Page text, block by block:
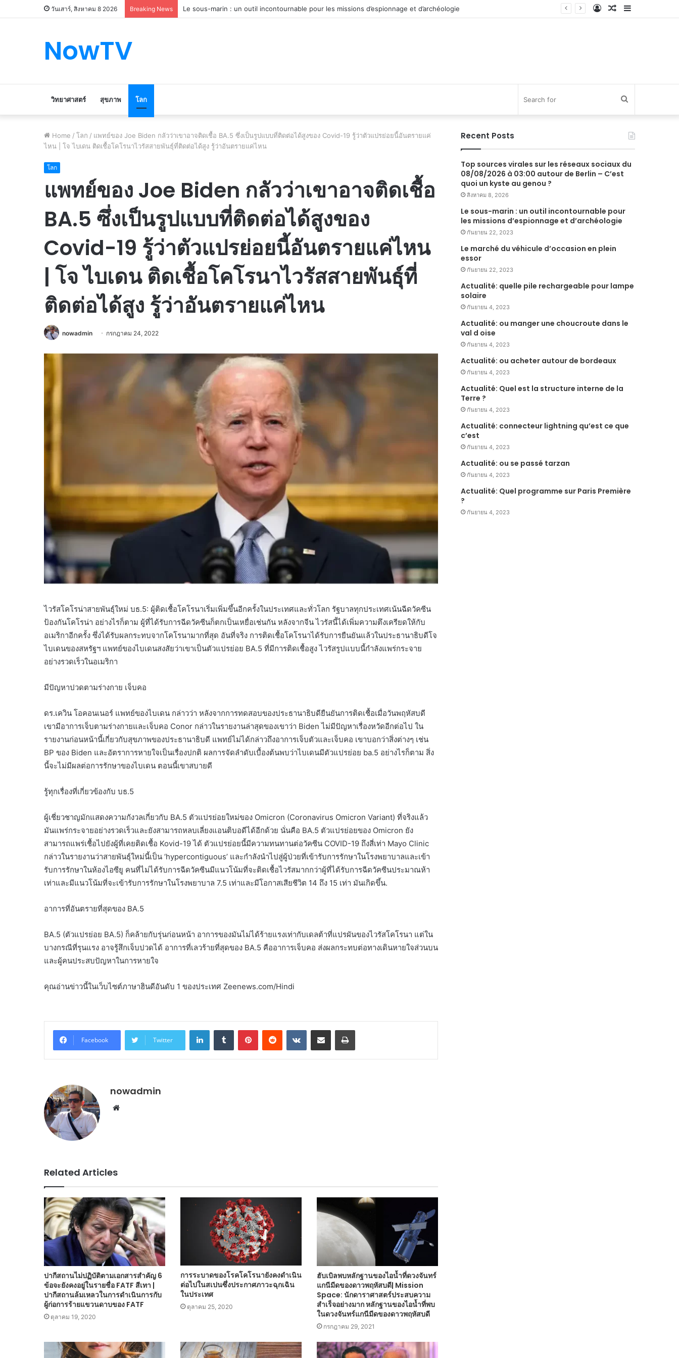
วันเสาร์, สิงหาคม 8 2026 Breaking News Le marché du véhicule d’occasion en plein essor Sidebar
Random
Log
NowTV
วิทยาศาสตร์ สุขภาพ โลก
Home / โลก / แพทย์ของ Joe Biden กลัวว่าเขาอาจติดเชื้อ BA.5 ซึ่งเป็นรูปแบบที่ติดต่อได้สูงของ Covid-19 รู้ว่าตัวแปรย่อยนี้อันตรายแค่
ไหน | โจ ไบเดน ติดเชื้อโคโรนาไวรัสสายพันธุ์ที่ติดต่อได้สูง รู้ว่าอันตรายแค่ไหน
โลก
แพทย์ของ Joe Biden กลัวว่าเขาอาจติดเชื้อ
BA.5 ซึ่งเป็นรูปแบบที่ติดต่อได้สูงของ
Covid-19 รู้ว่าตัวแปรย่อยนี้อันตรายแค่ไหน
| โจ ไบเดน ติดเชื้อโคโรนาไวรัสสายพันธุ์ที่
ติดต่อได้สูง รู้ว่าอันตรายแค่ไหน
nowadmin กรกฎาคม 24, 2022
ไวรัสโคโรน่าสายพันธุ์ใหม่ บธ.5: ผู้ติดเชื้อโคโรนาเริ่มเพิ่มขึ้นอีกครั้งในประเทศและทั่วโลก รัฐบาลทุกประเทศเน้นฉีดวัคซีน
ป้องกันโคโรน่า อย่างไรก็ตาม ผู้ที่ได้รับการฉีดวัคซีนก็ตกเป็นเหยื่อเช่นกัน หลังจากจีน ไวรัสนี้ได้เพิ่มความตึงเครียดให้กับ
อเมริกาอีกครั้ง ซึ่งได้รับผลกระทบจากโคโรนามากที่สุด อันที่จริง การติดเชื้อโคโรนาได้รับการยืนยันแล้วในประธานาธิบดีโจ
ไบเดนของสหรัฐฯ แพทย์ของไบเดนสงสัยว่าเขาเป็นตัวแปรย่อย BA.5 ที่มีการติดเชื้อสูง ไวรัสรูปแบบนี้กำลังแพร่กระจาย
อย่างรวดเร็วในอเมริกา
มีปัญหาปวดตามร่างกาย เจ็บคอ
ดร.เควิน โอคอนเนอร์ แพทย์ของไบเดน กล่าวว่า หลังจากการทดสอบของประธานาธิบดียืนยันการติดเชื้อเมื่อวันพฤหัสบดี
เขามีอาการเจ็บตามร่างกายและเจ็บคอ Conor กล่าวในรายงานล่าสุดของเขาว่า Biden ไม่มีปัญหาเรื่องหวัดอีกต่อไป ใน
รายงานก่อนหน้านี้เกี่ยวกับสุขภาพของประธานาธิบดี แพทย์ไม่ได้กล่าวถึงอาการเจ็บตัวและเจ็บคอ เขาบอกว่าสิ่งต่างๆ เช่น
BP ของ Biden และอัตราการหายใจเป็นเรื่องปกติ ผลการจัดลำดับเบื้องต้นพบว่าไบเดนมีตัวแปรย่อย ba.5 อย่างไรก็ตาม สิ่ง
นี้จะไม่มีผลต่อการรักษาของไบเดน ตอนนี้เขาสบายดี
รู้ทุกเรื่องที่เกี่ยวข้องกับ บธ.5
ผู้เชี่ยวชาญมักแสดงความกังวลเกี่ยวกับ BA.5 ตัวแปรย่อยใหม่ของ Omicron (Coronavirus Omicron Variant) ที่จริงแล้ว
มันแพร่กระจายอย่างรวดเร็วและยังสามารถหลบเลี่ยงแอนติบอดีได้อีกด้วย นั่นคือ BA.5 ตัวแปรย่อยของ Omicron ยัง
สามารถแพร่เชื้อไปยังผู้ที่เคยติดเชื้อ Kovid-19 ได้ ตัวแปรย่อยนี้มีความทนทานต่อวัคซีน COVID-19 ถึงสี่เท่า Mayo Clinic
กล่าวในรายงานว่าสายพันธุ์ใหม่นี้เป็น ‘hypercontiguous’ และกำลังนำไปสู่ผู้ป่วยที่เข้ารับการรักษาในโรงพยาบาลและเข้า
รับการรักษาในห้องไอซียู คนที่ไม่ได้รับการฉีดวัคซีนมีแนวโน้มที่จะติดเชื้อไวรัสมากกว่าผู้ที่ได้รับการฉีดวัคซีนประมาณห้า
เท่าและมีแนวโน้มที่จะเข้ารับการรักษาในโรงพยาบาล 7.5 เท่าและมีโอกาสเสียชีวิต 14 ถึง 15 เท่า มันเกิดขึ้น.
อาการที่อันตรายที่สุดของ BA.5
BA.5 (ตัวแปรย่อย BA.5) ก็คล้ายกับรุ่นก่อนหน้า อาการของมันไม่ได้ร้ายแรงเท่ากับเดลต้าที่แปรผันของไวรัสโคโรนา แต่ใน
บางกรณีที่รุนแรง อาจรู้สึกเจ็บปวดได้ อาการที่เลวร้ายที่สุดของ BA.5 คืออาการเจ็บคอ ส่งผลกระทบต่อทางเดินหายใจส่วนบน
และผู้คนประสบปัญหาในการหายใจ
คุณอ่านข่าวนี้ในเว็บไซต์ภาษาฮินดีอันดับ 1 ของประเทศ Zeenews.com/Hindi
Facebook Twitter
LinkedInTumblr PinterestReddit VKontakteShare via Email Print
nowadmin
Website
Related Articles
ปากีสถานไม่ปฏิบัติตามเอกสารสำคัญ 6
ข้อจะยังคงอยู่ในรายชื่อ FATF สีเทา |
ปากีสถานล้มเหลวในการดำเนินการกับ
ผู้ก่อการร้ายแขวนดาบของ FATF
ตุลาคม 19, 2020
การระบาดของโรคโคโรนายังคงดำเนิน
ต่อไปในสเปนซึ่งประกาศภาวะฉุกเฉิน
ในประเทศ
ตุลาคม 25, 2020
ฮับเบิลพบหลักฐานของไอน้ำที่ดวงจันทร์
แกนีมีดของดาวพฤหัสบดี| Mission
Space: นักดาราศาสตร์ประสบความ
สำเร็จอย่างมาก หลักฐานของไอน้ำที่พบ
ในดวงจันทร์แกนีมีดของดาวพฤหัสบดี
กรกฎาคม 29, 2021
Recent Posts
Top sources virales sur les réseaux sociaux du
08/08/2026 à 03:00 autour de Berlin – C’est
quoi un kyste au genou ?
สิงหาคม 8, 2026
Le sous-marin : un outil incontournable pour
les missions d’espionnage et d’archéologie
กันยายน 22, 2023
Le marché du véhicule d’occasion en plein
essor
กันยายน 22, 2023
Actualité: quelle pile rechargeable pour lampe
solaire
กันยายน 4, 2023
Actualité: ou manger une choucroute dans le
val d oise
กันยายน 4, 2023
Actualité: ou acheter autour de bordeaux
กันยายน 4, 2023
Actualité: Quel est la structure interne de la
Terre ?
กันยายน 4, 2023
Actualité: connecteur lightning qu’est ce que
c’est
กันยายน 4, 2023
Actualité: ou se passé tarzan
กันยายน 4, 2023
Actualité: Quel programme sur Paris Première
?
กันยายน 4, 2023